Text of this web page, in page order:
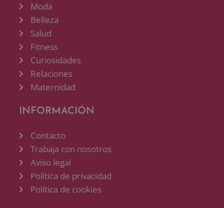
Moda
Belleza
Salud
Fitness
Curiosidades
Relaciones
Maternidad
INFORMACIÓN
Contacto
Trabaja con nosotros
Aviso legal
Política de privacidad
Política de cookies